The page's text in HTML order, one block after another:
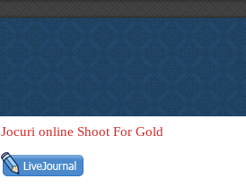
Jocuri online Shoot For Gold